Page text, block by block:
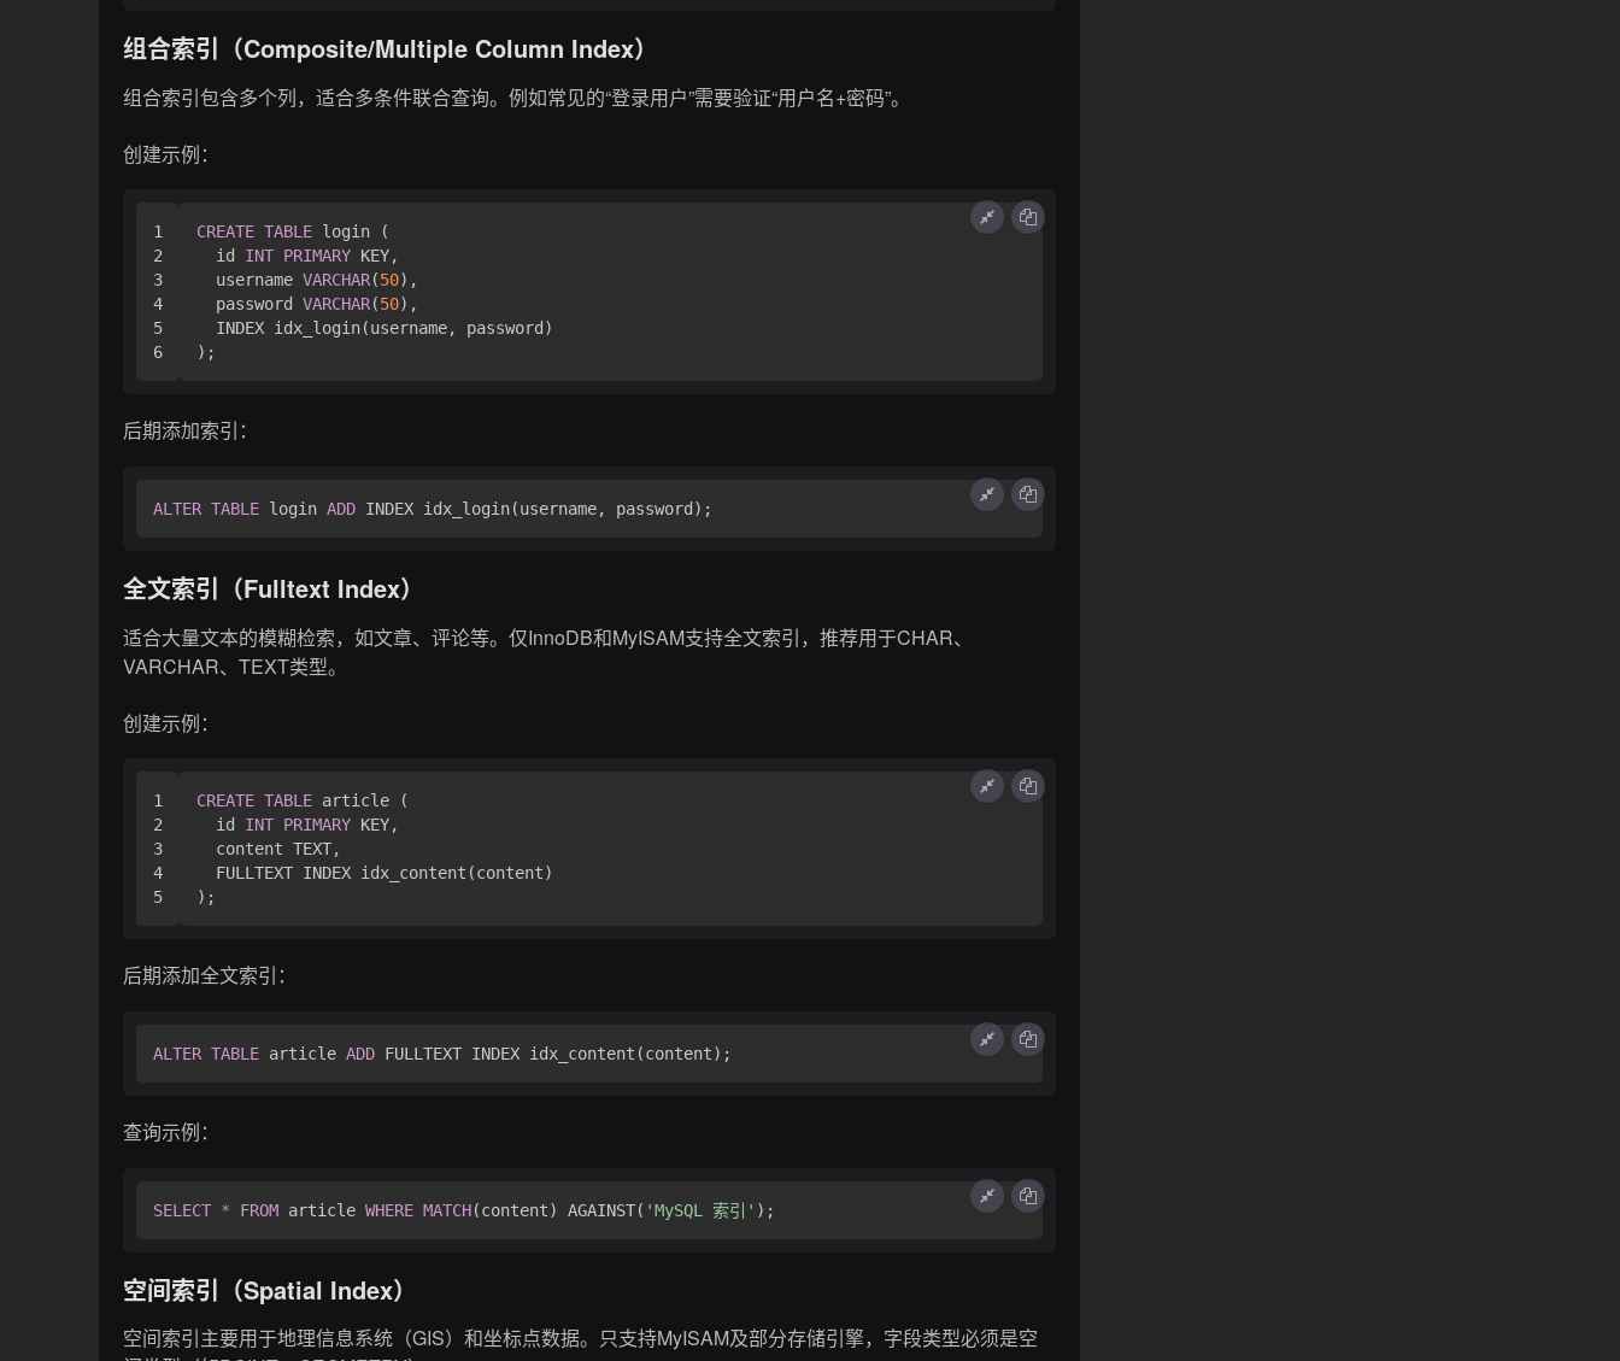
组合索引（Composite/Multiple Column Index）
组合索引包含多个列，适合多条件联合查询。例如常见的“登录用户”需要验证“用户名+密码”。
创建示例：
1
2
3
4
5
CREATE TABLE login (
  id
INT PRIMARY KEY,
  username
VARCHAR(50),
  password
VARCHAR(50),
  INDEX idx_login(username, password)
后期添加索引：
ALTER TABLE login ADD
全文索引（Fulltext Index）
适合大量文本的模糊检索，如文章、评论等。仅InnoDB和MyISAM支持全文索引，推荐用于CHAR、
VARCHAR、TEXT类型。
创建示例：
1
2
3
4
CREATE TABLE article (
  id
INT PRIMARY KEY,
  content TEXT,
  FULLTEXT INDEX idx_content(content)
后期添加全文索引：
ALTER TABLE article ADD
查询示例：
SELECT * FROM article WHERE MATCH(content) AGAINST( 'MySQL 索引'
空间索引（Spatial Index）
空间索引主要用于地理信息系统（GIS）和坐标点数据。只支持MyISAM及部分存储引擎，字段类型必须是空